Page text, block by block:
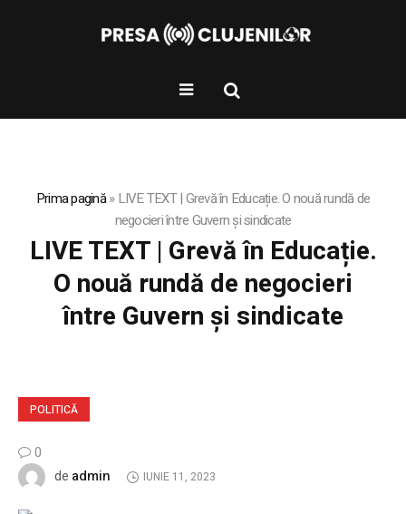
Prima pagină»LIVE TEXT | Grevă în Educație. O nouă rundă de
negocieri între Guvern și sindicate
LIVE TEXT | Grevă în Educație.
O nouă rundă de negocieri
între Guvern și sindicate
POLITICĂ
0
de admin IUNIE 11, 2023